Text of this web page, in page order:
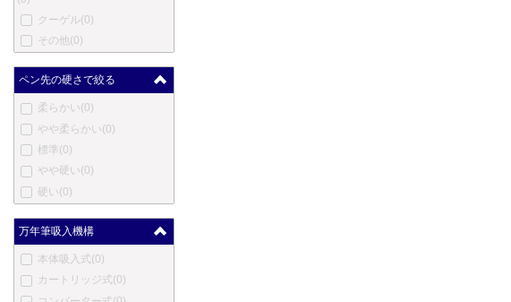
(0)
三菱鉛筆(0)
三越 (0)
ムーア(0)
モリソン (0)
ネットウーノ
ニューマン(0)
オート(0)
オスミア(0)
パラフェルナリア
ぺんてる(0)
ピエール・カルダン
プラトン (0)
レシーフ
(0)
クーゲル(0)
その他(0)
ペン先の硬さで絞る
柔らかい(0)
やや柔らかい(0)
標準 (0)
やや硬い(0)
硬い(0)
万年筆吸入機構
本体吸入式 (0)
カートリッジ式 (0)